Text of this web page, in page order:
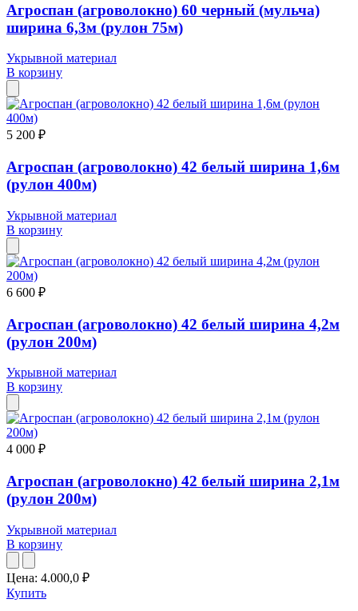
Агроспан (агроволокно) 60 черный (мульча)
ширина 6,3м (рулон 75м)
Укрывной материал
В корзину
5 200 ₽
Агроспан (агроволокно) 42 белый ширина 1,6м
(рулон 400м)
Укрывной материал
В корзину
6 600 ₽
Агроспан (агроволокно) 42 белый ширина 4,2м
(рулон 200м)
Укрывной материал
В корзину
4 000 ₽
Агроспан (агроволокно) 42 белый ширина 2,1м
(рулон 200м)
Укрывной материал
В корзину
Цена: 4.000,0 ₽
Купить